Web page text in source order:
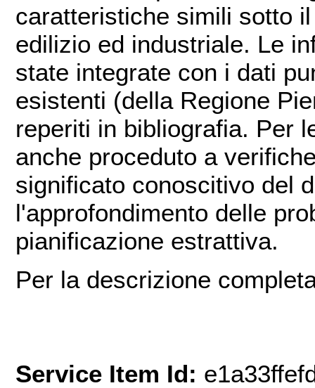
caratteristiche simili sotto
edilizio ed industriale. Le
state integrate con i dati
esistenti (della Regione
reperiti in bibliografia. Per
anche proceduto a
significato conoscitivo del
l'approfondimento delle
pianificazione estrattiva.
Per la descrizione
Service Item Id: